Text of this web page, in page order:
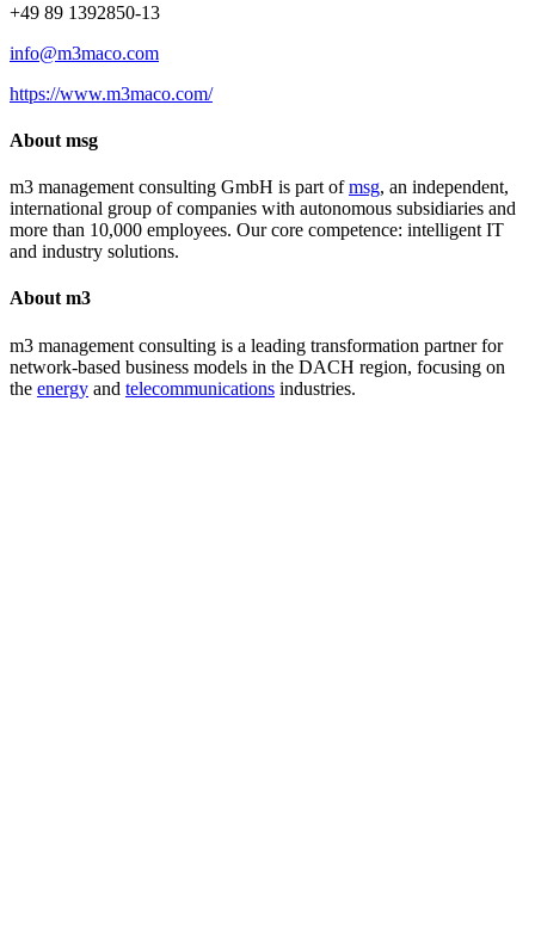
+49 89 1392850-13
info@m3maco.com
https://www.m3maco.com/
About msg
m3 management consulting GmbH is part ofmsg, an independent,
international group of companies with autonomous subsidiaries and
more than 10,000 employees. Our core competence: intelligent IT
and industry solutions.
About m3
m3 management consulting is a leading transformation partner for
network-based business models in the DACH region, focusing on
the energy and telecommunications industries.